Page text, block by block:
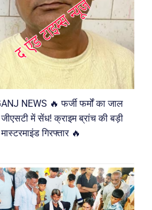
NEWS 🔥 फर्जी फर्मों का जाल
में सेंध! क्राइम ब्रांच की बड़ी
मास्टरमाइंड गिरफ्तार 🔥